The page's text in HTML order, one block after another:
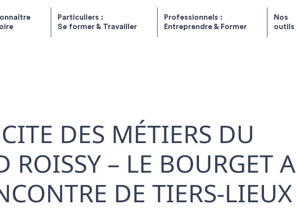
Particuliers :
Se former & Travailler
Professionnels :
Entreprendre & Former
Nos
outils
DES MÉTIERS DU
ROISSY – LE BOURGET A
DE TIERS-LIEUX